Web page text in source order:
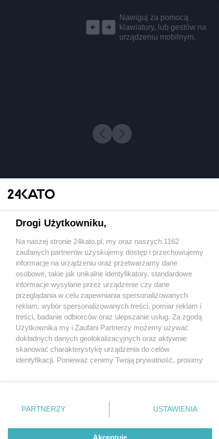
Nawiguj za pomocą
klawiatury, lub gestów na
urządzeniu mobilnym.
2 / 0
Wydawca mediów lokalnych
Nie zapomnij
zapoznać się z:
polityką prywatności regulamin korzystania z portali
Twojemiasto
Piekary Śląskie
Chorzów
Tarnowskie Góry
Gliwice
Skontakuj sięz nami
Kontakt
Wydawca
Redakcja
Drogi Użytkowniku,
Na naszej stronie 24kato.pl, my oraz naszych 1162
zaufanych partnerów uzyskujemy dostęp i przechowujemy
informacje na urządzeniu oraz przetwarzamy dane
osobowe, takie jak unikalne identyfikatory, standardowe
informacje wysyłane przez urządzenie czy dane
przeglądania w celu zapewniania spersonalizowanych
reklam, wybór spersonalizowanych treści, pomiar reklam i
treści, badanie odbiorców oraz ulepszanie usług. Za zgodą
Użytkownika my i Zaufani Partnerzy możemy używać
dokładnych danych geolokalizacyjnych oraz aktywnie
skanować charakterystykę urządzenia do celów
identyfikacji. Ponieważ cenimy Twoją prywatność, prosimy
prywatności znajdujący się w lewym dolnym rogu strony
. Niektóre rodzaje przetwarzania danych nie wymagają
zgody użytkownika, ale masz prawo sprzeciwić się
takiemu przetwarzaniu. Preferencje będą miały
PARTNERZY USTAWIENIA
Akceptuję